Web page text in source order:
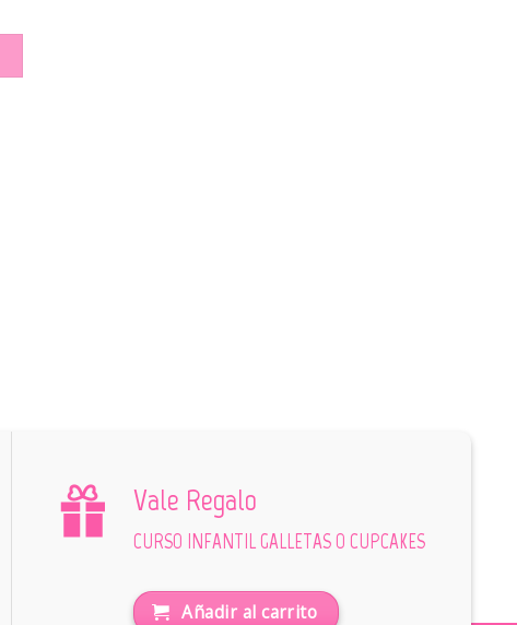
Vale Regalo
CURSO INFANTIL GALLETAS O CUPCAKES
Añadir al carrito